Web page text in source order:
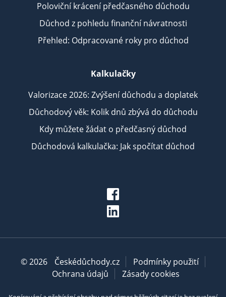
Poloviční krácení předčasného důchodu
Důchod z pohledu finanční návratnosti
Přehled: Odpracované roky pro důchod
Kalkulačky
Valorizace 2026: Zvýšení důchodu a doplatek
Důchodový věk: Kolik dnů zbývá do důchodu
Kdy můžete žádat o předčasný důchod
Důchodová kalkulačka: Jak spočítat důchod
© 2026 Českédůchody.cz
Podmínky použití
Ochrana údajů
Zásady cookies